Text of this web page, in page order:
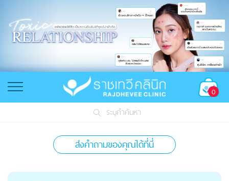
0
ระบุคำค้นหา
ส่งคำถามของคุณได้ที่นี่